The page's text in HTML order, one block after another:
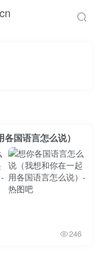
国语言怎么说）
246